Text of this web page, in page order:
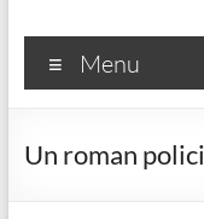
Menu
Un roman